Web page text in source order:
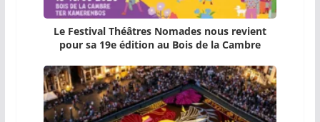
Le Festival Théâtres Nomades nous revient
pour sa 19e édition au Bois de la Cambre